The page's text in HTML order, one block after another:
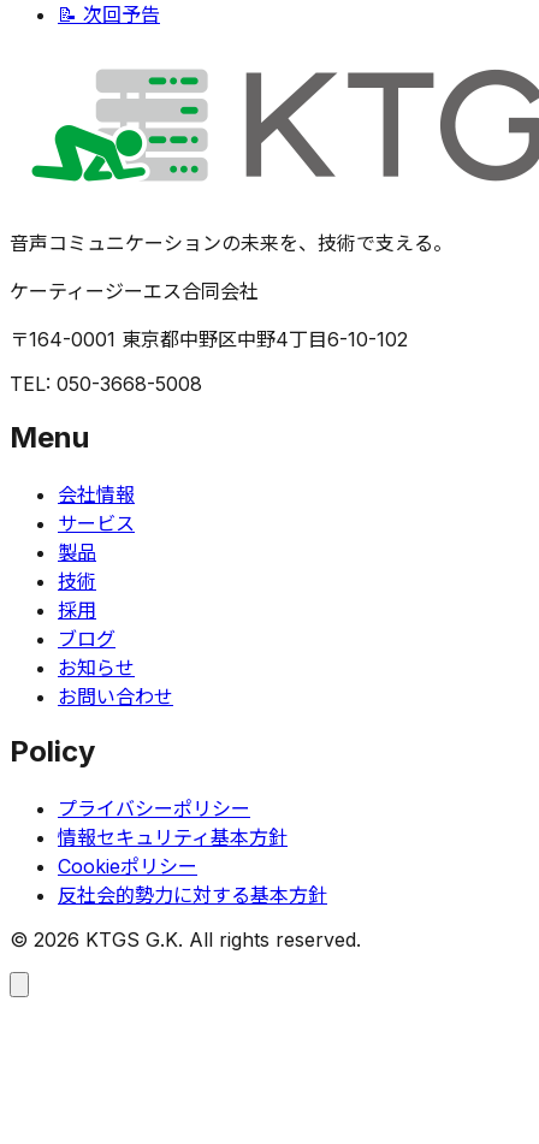
📝 次回予告
音声コミュニケーションの未来を、技術で支える。
ケーティージーエス合同会社
〒164-0001 東京都中野区中野4丁目6-10-102
TEL: 050-3668-5008
Menu
会社情報
サービス
製品
技術
採用
ブログ
お知らせ
お問い合わせ
Policy
プライバシーポリシー
情報セキュリティ基本方針
Cookieポリシー
反社会的勢力に対する基本方針
© 2026 KTGS G.K. All rights reserved.